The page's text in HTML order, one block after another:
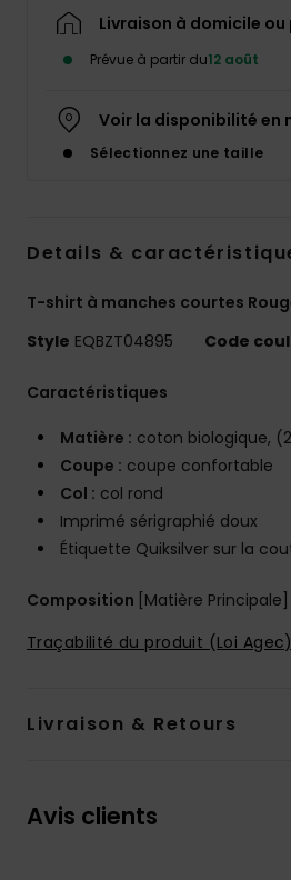
Livraison à domicile
Prévue à partir du12 août
Voir la disponibilité en
Sélectionnez une taille
Details &
T-shirt à manches courtes
Style EQBZT04895 Code
Caractéristiques
Matière : coton biologique,
Coupe : coupe confortable
Col : col rond
Imprimé sérigraphié doux
Étiquette Quiksilver sur la
Composition [Matière
Traçabilité du produit (Loi Agec)
Livraison & Retours
Avis clients